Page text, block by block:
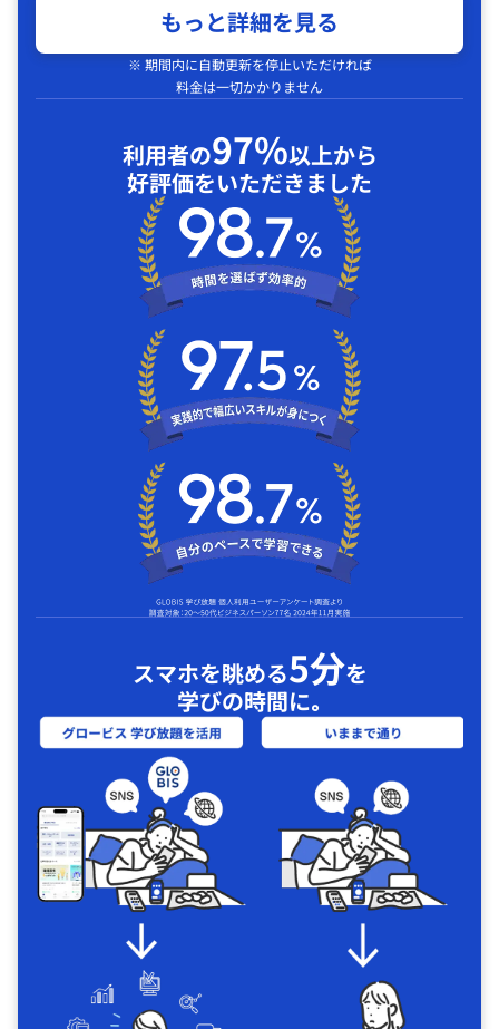
もっと詳細を見る
※ 期間内に自動更新を停止いただければ
料金は一切かかりません
利用者の97%以上から
好評価をいただきました
スマホを眺める5分を
学びの時間に｡